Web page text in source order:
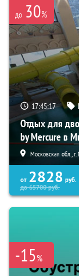
до 30%
17:45:15
Отдых для
by Mercure в
Московская обл.,
от 2828 руб.
до65700руб.
-15%